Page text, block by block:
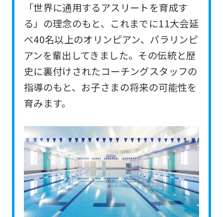
「世界に通用するアスリートを育成す
る」の理念のもと、これまでに11大会延
べ40名以上のオリンピアン、パラリンピ
アンを輩出してきました。その伝統と歴
史に裏付けされたコーチングスタッフの
指導のもと、お子さまの将来の可能性を
育みます。
For
foreigners
Central
Sports
is
automatically
translated
into
English.
Click